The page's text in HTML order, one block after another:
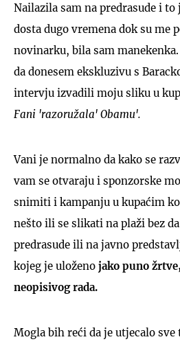
Nailazila sam na predrasude i to
dosta dugo vremena dok su me
novinarku, bila sam
da donesem ekskluzivu s
intervju izvadili moju sliku u
Fani 'razoružala' Obamu'.
Vani je normalno da kako se
vam se otvaraju i sponzorske
snimiti i kampanju u kupaćim
nešto ili se slikati na plaži bez
predrasude ili na javno
kojeg je uloženo jako puno
neopisivog rada.
Mogla bih reći da je utjecalo sve